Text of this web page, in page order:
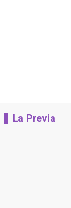
La Previa